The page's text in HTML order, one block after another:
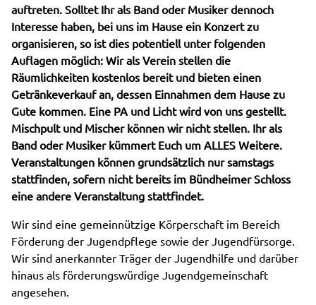
auftreten. Solltet Ihr als Band oder Musiker dennoch
Interesse haben, bei uns im Hause ein Konzert zu
organisieren, so ist dies potentiell unter folgenden
Auflagen möglich: Wir als Verein stellen die
Räumlichkeiten kostenlos bereit und bieten einen
Getränkeverkauf an, dessen Einnahmen dem Hause zu
Gute kommen. Eine PA und Licht wird von uns gestellt.
Mischpult und Mischer können wir nicht stellen. Ihr als
Band oder Musiker kümmert Euch um ALLES Weitere.
Veranstaltungen können grundsätzlich nur samstags
stattfinden, sofern nicht bereits im Bündheimer Schloss
eine andere Veranstaltung stattfindet.
Wir sind eine gemeinnützige Körperschaft im Bereich
Förderung der Jugendpflege sowie der Jugendfürsorge.
Wir sind anerkannter Träger der Jugendhilfe und darüber
hinaus als förderungswürdige Jugendgemeinschaft
angesehen.